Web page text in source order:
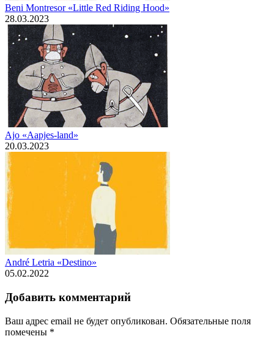
Beni Montresor «Little Red Riding Hood»
28.03.2023
Ajo «Aapjes-land»
20.03.2023
André Letria «Destino»
05.02.2022
Добавить комментарий
Ваш адрес email не будет опубликован. Обязательные поля
помечены *